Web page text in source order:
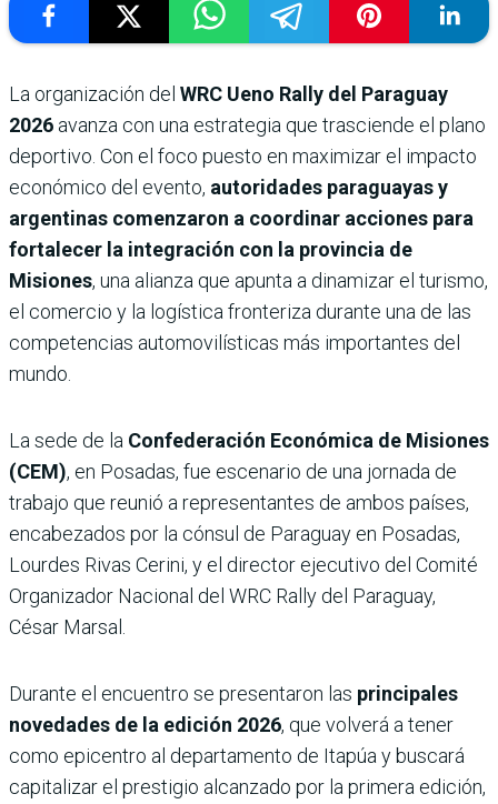
La organización del WRC Ueno Rally del Paraguay
2026 avanza con una estrategia que trasciende el plano
deportivo. Con el foco puesto en maximizar el impacto
económico del evento, autoridades paraguayas y
argentinas comenzaron a coordinar acciones para
fortalecer la integración con la provincia de
Misiones, una alianza que apunta a dinamizar el turismo,
el comercio y la logística fronteriza durante una de las
competencias automovilísticas más importantes del
mundo.
La sede de la Confederación Económica de Misiones
(CEM), en Posadas, fue escenario de una jornada de
trabajo que reunió a representantes de ambos países,
encabezados por la cónsul de Paraguay en Posadas,
Lourdes Rivas Cerini, y el director ejecutivo del Comité
Organizador Nacional del WRC Rally del Paraguay,
César Marsal.
Durante el encuentro se presentaron las principales
novedades de la edición 2026, que volverá a tener
como epicentro al departamento de Itapúa y buscará
capitalizar el prestigio alcanzado por la primera edición,